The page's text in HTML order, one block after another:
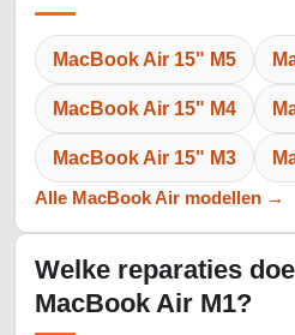
MacBook Air 15" M5
MacBook Air 15" M4
MacBook Air 15" M3
Alle MacBook Air modellen →
Welke reparaties
MacBook Air M1?